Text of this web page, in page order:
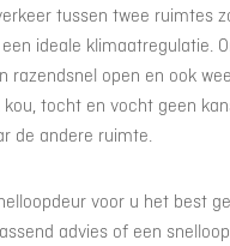
tussen twee ruimtes
ideale klimaatregulatie.
razendsnel open en ook
tocht en vocht geen
de andere ruimte.
voor u het best
advies of een